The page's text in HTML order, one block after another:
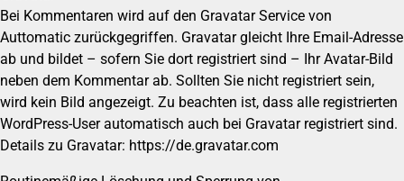
Bei Kommentaren wird auf den Gravatar Service von
Auttomatic zurückgegriffen. Gravatar gleicht Ihre Email-Adresse
ab und bildet – sofern Sie dort registriert sind – Ihr Avatar-Bild
neben dem Kommentar ab. Sollten Sie nicht registriert sein,
wird kein Bild angezeigt. Zu beachten ist, dass alle registrierten
WordPress-User automatisch auch bei Gravatar registriert sind.
Details zu Gravatar: https://de.gravatar.com